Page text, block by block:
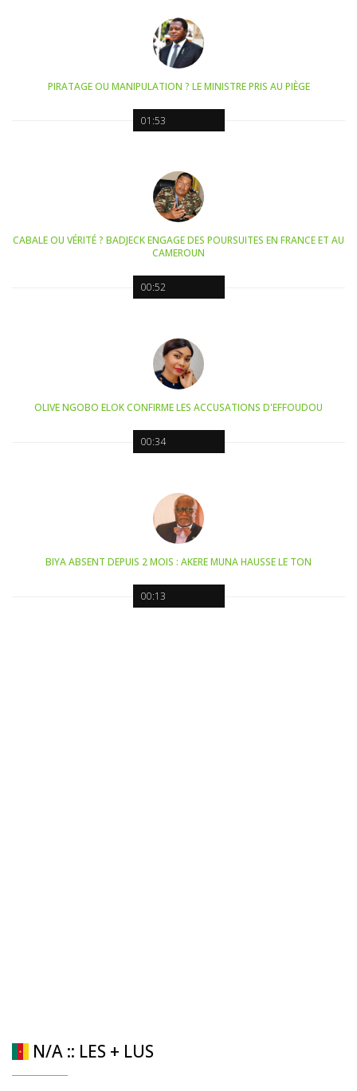
01:53
PIRATAGE OU MANIPULATION ? LE MINISTRE PRIS AU PIÈGE
00:52
CABALE OU VÉRITÉ ? BADJECK ENGAGE DES POURSUITES EN FRANCE ET AU
CAMEROUN
00:34
OLIVE NGOBO ELOK CONFIRME LES ACCUSATIONS D'EFFOUDOU
00:13
BIYA ABSENT DEPUIS 2 MOIS : AKERE MUNA HAUSSE LE TON
N/A :: LES + LUS